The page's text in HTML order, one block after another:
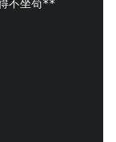
不坐苟**